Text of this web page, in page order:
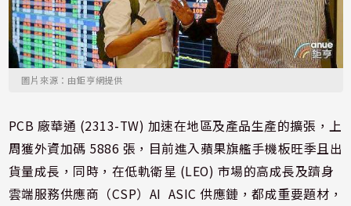
圖片來源：由鉅亨網提供
PCB 廠華通 (2313-TW) 加速在地區及產品生產的擴張，上
周獲外資加碼 5886 張，目前進入蘋果旗艦手機板旺季且出
貨量成長，同時，在低軌衛星 (LEO) 市場的高成長及躋身
雲端服務供應商（CSP）AI ASIC 供應鏈，都成重要題材，